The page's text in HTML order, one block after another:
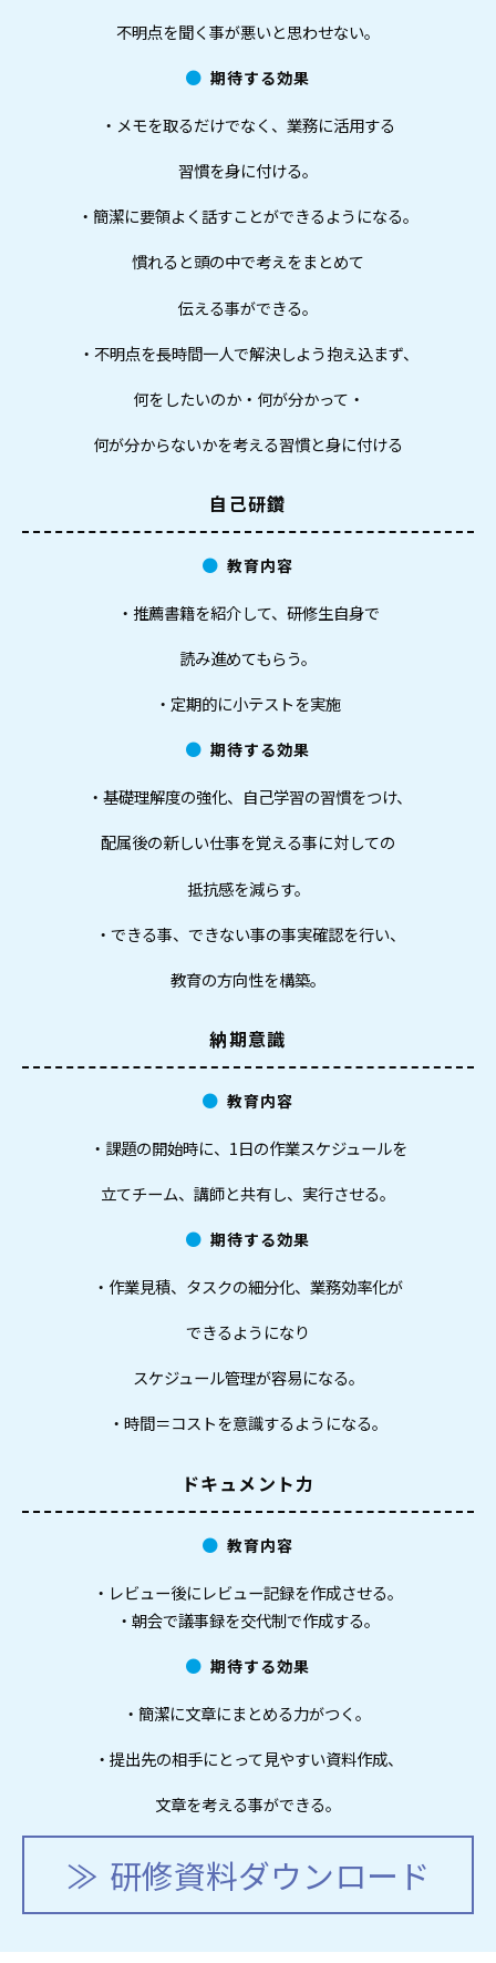
不明点を聞く事が悪いと思わせない。
期待する効果
・メモを取るだけでなく、業務に活用する
習慣を身に付ける。
・簡潔に要領よく話すことができるようになる。
慣れると頭の中で考えをまとめて
伝える事ができる。
・不明点を長時間一人で解決しよう抱え込まず、
何をしたいのか・何が分かって・
何が分からないかを考える習慣と身に付ける
自己研鑽
教育内容
・推薦書籍を紹介して、研修生自身で
読み進めてもらう。
・定期的に小テストを実施
期待する効果
・基礎理解度の強化、自己学習の習慣をつけ、
配属後の新しい仕事を覚える事に対しての
抵抗感を減らす。
・できる事、できない事の事実確認を行い、
教育の方向性を構築。
納期意識
教育内容
・課題の開始時に、1日の作業スケジュールを
立てチーム、講師と共有し、実行させる。
期待する効果
・作業見積、タスクの細分化、業務効率化が
できるようになり
スケジュール管理が容易になる。
・時間＝コストを意識するようになる。
ドキュメント力
教育内容
・レビュー後にレビュー記録を作成させる。
・朝会で議事録を交代制で作成する。
期待する効果
・簡潔に文章にまとめる力がつく。
・提出先の相手にとって見やすい資料作成、
文章を考える事ができる。
研修資料ダウンロード